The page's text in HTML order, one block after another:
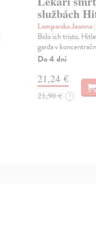
službách
Lamparska Joanna
Bolo ich tristo.
garda v
Do 4 dní
21,24 €
21,90 € ?